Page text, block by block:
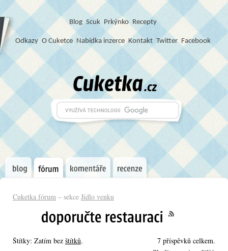
Blog Scuk Prkýnko Recepty
Odkazy O Cuketce Nabídka inzerce Kontakt Twitter Facebook
Cuketka fórum – sekce Jídlo venku
Štítky: Zatím bez štítků.
7 příspěvků celkem.